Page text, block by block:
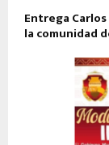
Entrega
la comunidad